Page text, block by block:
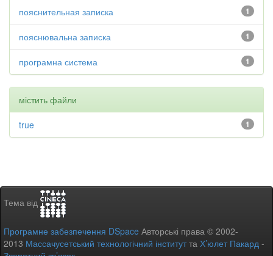
1
пояснительная записка
1
пояснювальна записка
1
програмна система
містить файли
1
true
Тема від
Програмне забезпечення DSpace Авторські права © 2002-
2013 Массачусетський технологічний інститутта Х’юлет Пакард -